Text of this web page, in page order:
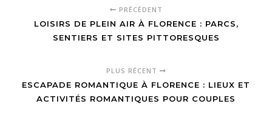
PRÉCÉDENT
LOISIRS DE PLEIN AIR À FLORENCE : PARCS,
SENTIERS ET SITES PITTORESQUES
PLUS RÉCENT
ESCAPADE ROMANTIQUE À FLORENCE : LIEUX ET
ACTIVITÉS ROMANTIQUES POUR COUPLES